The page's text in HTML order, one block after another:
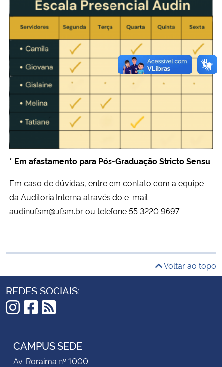
Advocacia-Geral da União
Planalto
* Em afastamento para Pós-Graduação Stricto Sensu
Em caso de dúvidas, entre em contato com a equipe
da Auditoria Interna através do e-mail
audinufsm@ufsm.br ou telefone 55 3220 9697
Voltar ao topo
REDES SOCIAIS:
Instagram
Facebook
RSS
CAMPUS SEDE
Av. Roraima nº 1000